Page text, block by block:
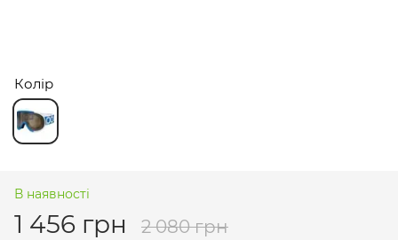
Колір
В наявності
1 456 грн 2 080 грн